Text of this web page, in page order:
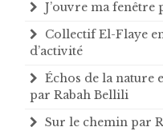
J’ouvre ma fenêtre
Collectif El-Flaye
d’activité
Échos de la nature
par Rabah Bellili
Sur le chemin par